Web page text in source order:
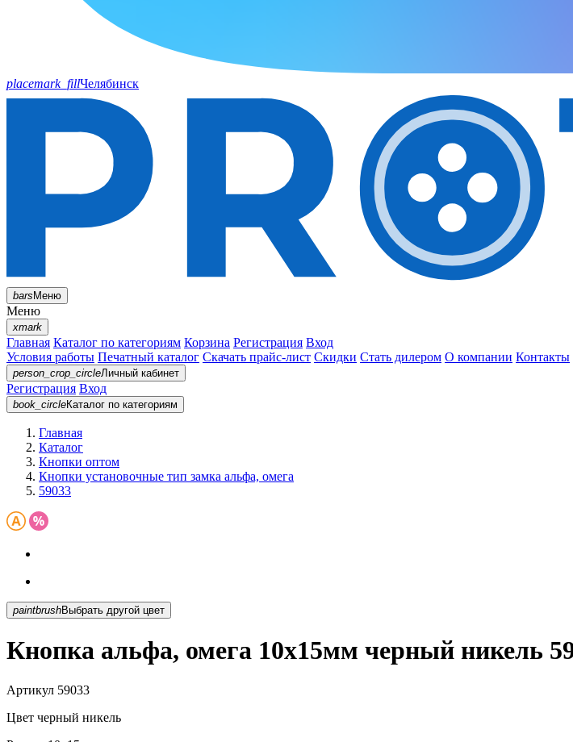
placemark_fillЧелябинск
barsМеню
Меню
xmark
Главная Каталог по категориям Корзина Регистрация Вход
Условия работы Печатный каталог Скачать прайс-лист Скидки Стать дилером О компании Контакты
person_crop_circleЛичный кабинет
Регистрация Вход
book_circleКаталог по категориям
Главная
Каталог
Кнопки оптом
Кнопки установочные тип замка альфа, омега
59033
paintbrush Выбрать другой цвет
Кнопка альфа, омега 10х15мм черный никель
Артикул 59033
Цвет черный никель